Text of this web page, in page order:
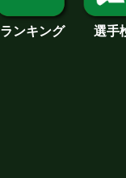
ランキング 選手